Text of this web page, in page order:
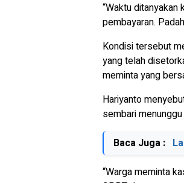
“Waktu
pembayaran.
Kondisi tersebut
yang telah
meminta yang
Hariyanto
sembari
Baca Juga :
“Warga meminta